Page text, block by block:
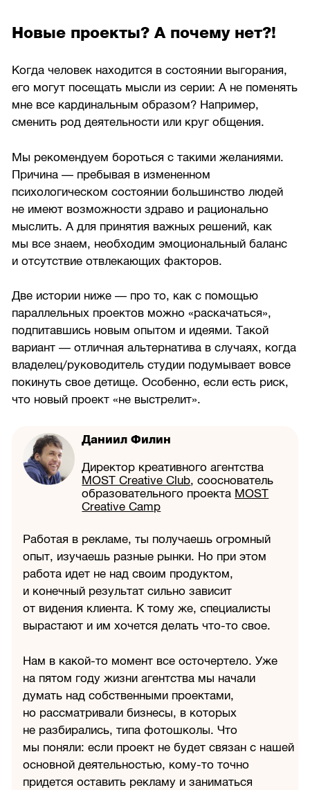
Новые проекты? А почему нет?!
Когда человек находится в состоянии выгорания,
его могут посещать мысли из серии: А не поменять
мне все кардинальным образом? Например,
сменить род деятельности или круг общения.
Мы рекомендуем бороться с такими желаниями.
Причина — пребывая в измененном
психологическом состоянии большинство людей
не имеют возможности здраво и рационально
мыслить. А для принятия важных решений, как
мы все знаем, необходим эмоциональный баланс
и отсутствие отвлекающих факторов.
Две истории ниже — про то, как с помощью
параллельных проектов можно «раскачаться»,
подпитавшись новым опытом и идеями. Такой
вариант — отличная альтернатива в случаях, когда
владелец/руководитель студии подумывает вовсе
покинуть свое детище. Особенно, если есть риск,
что новый проект «не выстрелит».
Даниил Филин
Директор креативного агентства
MOST Creative Club, сооснователь
образовательного проекта MOST
Creative Camp
Работая в рекламе, ты получаешь огромный
опыт, изучаешь разные рынки. Но при этом
работа идет не над своим продуктом,
и конечный результат сильно зависит
от видения клиента. К тому же, специалисты
вырастают и им хочется делать что-то свое.
Нам в какой-то момент все осточертело. Уже
на пятом году жизни агентства мы начали
думать над собственными проектами,
но рассматривали бизнесы, в которых
не разбирались, типа фотошколы. Что
мы поняли: если проект не будет связан с нашей
основной деятельностью, кому-то точно
придется оставить рекламу и заниматься